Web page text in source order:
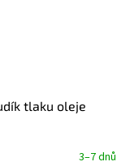
tlaku oleje
3–7 dnů